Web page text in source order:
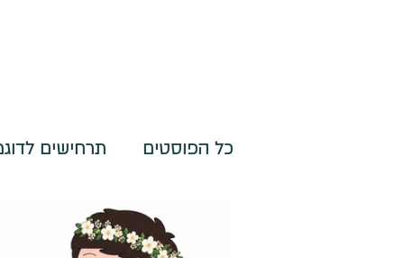
כל הפוסטים תרחישים
לוחות להתארגנות-
Irit Polak-Levy
20 במאי
זמן קריאה 0 דקות